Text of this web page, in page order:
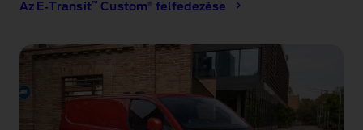
Az E‑Transit™ Custom ® felfedezése